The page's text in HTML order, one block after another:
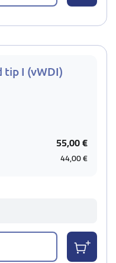
tip I (vWDI)
55,00 €
44,00 €